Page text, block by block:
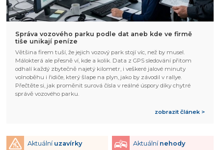
Správa vozového parku podle dat aneb kde ve firmě
tiše unikají peníze
Většina firem tuší, že jejich vozový park stojí víc, než by musel.
Málokterá ale přesně ví, kde a kolik. Data z GPS sledování přitom
odhalí každý zbytečně najetý kilometr, i veškeré jalové minuty
volnoběhu i řidiče, který šlape na plyn, jako by závodil v rallye.
Přečtěte si, jak proměnit surová čísla v reálné úspory díky chytré
správě vozového parku.
zobrazit článek >
Aktuální uzavírky Aktuální nehody